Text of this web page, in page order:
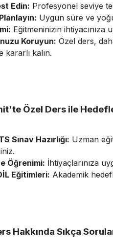
Edin: Profesyonel seviye
Uygun süre ve
Eğitmeninizin
Koruyun: Özel ders,
kararlı kalın.
Özel Ders ile
Sınav Hazırlığı: Uzman
Öğrenimi: İhtiyaçlarınıza
Eğitimleri: Akademik
Hakkında Sıkça